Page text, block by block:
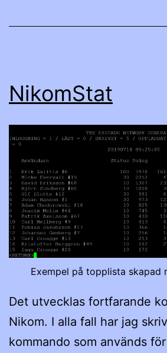
NikomStat
Exempel på topplista skapad
Det utvecklas fortfarande
Nikom. I alla fall har jag
kommando som används